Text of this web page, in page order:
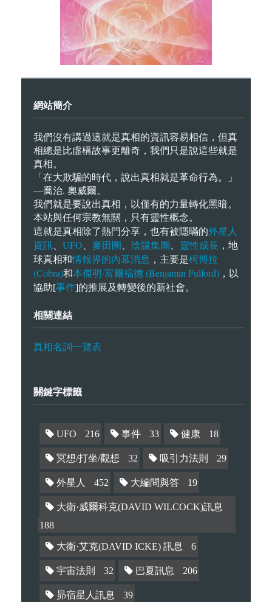
網站簡介
我們沒有講過這就是真相的資訊容易相信，但真
相總是比虛構故事更離奇，我們只是說這些就是
真相。
「在大欺騙的時代，說出真相就是革命行為。」
—喬治. 奧威爾。
我們就是要說出真相，以僅有的力量轉化黑暗。
本站與任何宗教無關，只有靈性概念。
這就是真相除了熱門分享，也有被隱暪的外星人
資訊
UFO 麥田圈 陰謀集團 靈性成長 ，地
球真相和情報界的內幕消息 ，主要是柯博拉
(Cobra)和本傑明·富爾福德 (Benjamin Fulford) ，以
協助[事件]的推展及轉變後的新社會。
相關連結
真相名詞一覽表
關鍵字標籤
UFO 216 事件 33 健康 18
冥想/打坐/觀想 32 吸引力法則 29
外星人 452 大編問與答 19
大衛·威爾科克(DAVID WILCOCK)訊息
188
大衛·艾克(DAVID ICKE) 訊息 6
宇宙法則 32 巴夏訊息 206
昴宿星人訊息 39